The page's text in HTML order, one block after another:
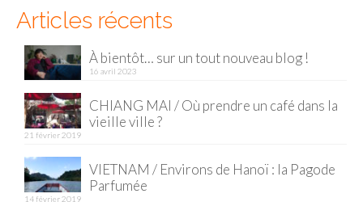
Hué
Mu Cang Chai
Ninh Binh
EUROPE
Articles récents
À bientôt… sur un tout nouveau blog !
16 avril 2023
CHIANG MAI / Où prendre un café dans la
vieille ville ?
21 février 2019
VIETNAM / Environs de Hanoï : la Pagode
Parfumée
14 février 2019